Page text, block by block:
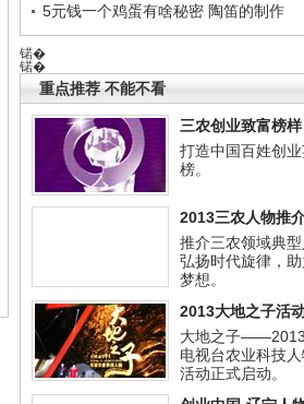
5元钱一个鸡蛋有啥秘密 陶笛的制作
锘�
锘�
重点推荐 不能不看
三农创业致富榜样
打造中国百姓创
榜。
2013三农人物推
推介三农领域典型
弘扬时代旋律，助
梦想。
2013大地之子活
大地之子
电视台农业科技
活动正式启动。